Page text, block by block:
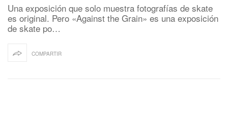
Una exposición que solo muestra fotografías de skate
es original. Pero «Against the Grain» es una exposición
de skate po…
COMPARTIR